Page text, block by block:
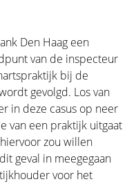
Den Haag een
van de inspecteur
bij de
gevolgd. Los van
in deze casus op neer
van een praktijk uitgaat
zou willen
geval in meegegaan
voor het